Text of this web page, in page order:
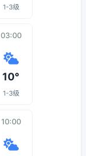
1-3级
03:00
10°
1-3级
10:00